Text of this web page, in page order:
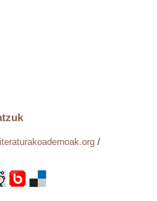
literaturakoadernoak.org /